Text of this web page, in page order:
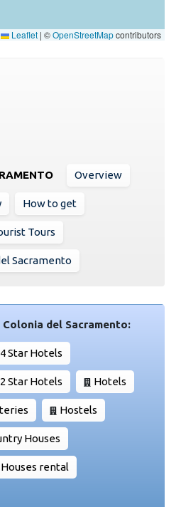
Leaflet | ©OpenStreetMapcontributors
Overview
How to get
Tours
Sacramento
del Sacramento:
4 Star Hotels
2 Star Hotels Hotels
Hostels
Houses
Houses rental